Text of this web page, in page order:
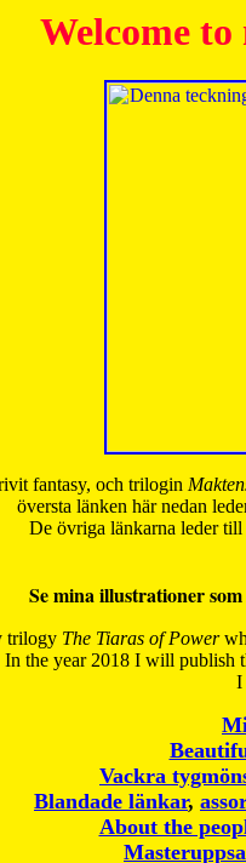
Welcome
fantasy, och trilogin
översta länken här nedan
De övriga länkarna leder till
Se mina illustrationer
trilogy The Tiaras of Power
In the year 2018 I will publish
I
Vackra
Blandade länkar,
About the